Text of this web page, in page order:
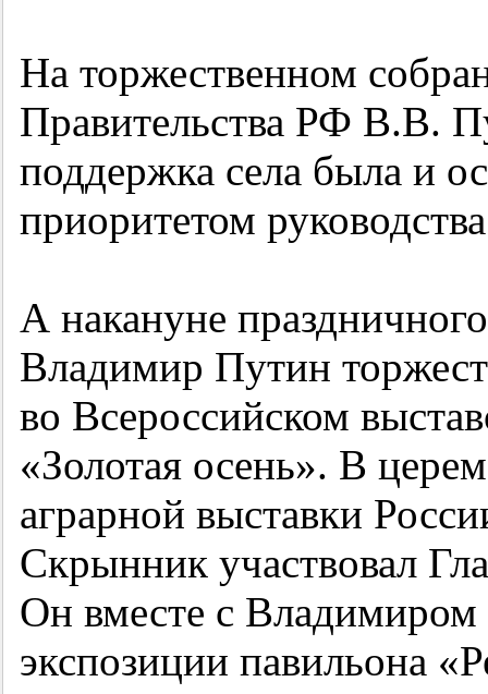
На торжественном
Правительства РФ В.В.
поддержка села была и
приоритетом
А накануне
Владимир Путин
во Всероссийском
«Золотая осень». В
аграрной выставки
Скрынник участвовал
Он вместе с
экспозиции павильона